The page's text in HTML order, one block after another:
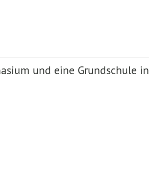
und eine Grundschule in